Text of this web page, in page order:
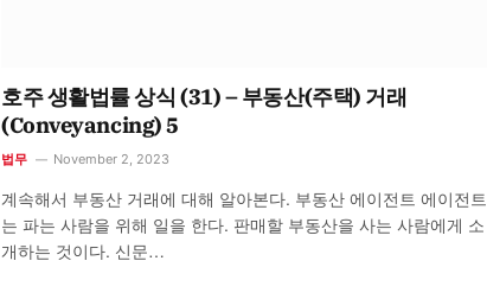
호주 생활법률 상식 (31) – 부동산(주택) 거래
(Conveyancing) 5
법무 November 2, 2023
계속해서 부동산 거래에 대해 알아본다. 부동산 에이전트 에이전트
는 파는 사람을 위해 일을 한다. 판매할 부동산을 사는 사람에게 소
개하는 것이다. 신문…